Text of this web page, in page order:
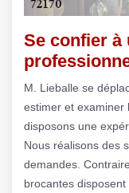
Se confier à
M. Lieballe se
estimer et examiner
disposons une
Nous réalisons des
demandes.
brocantes